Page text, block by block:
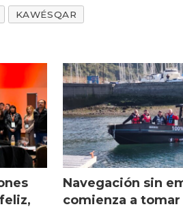
KAWÉSQAR
Navegación sin
comienza a